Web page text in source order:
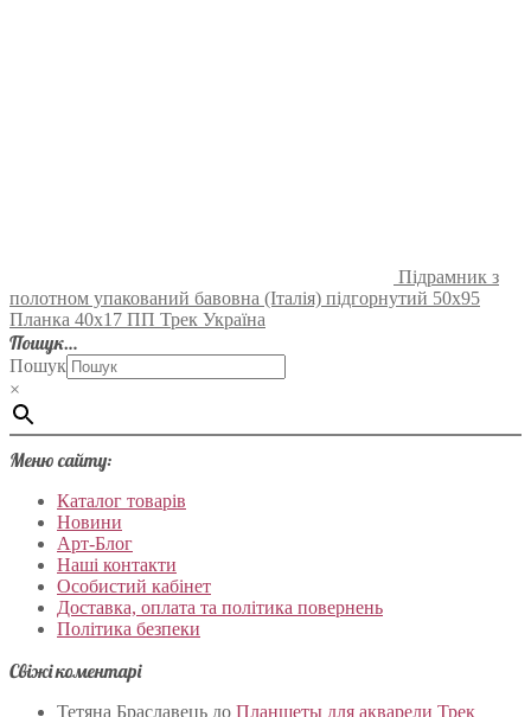
Підрамник з
полотном упакований бавовна (Італія) підгорнутий 50х95
Планка 40х17 ПП Трек Україна
Пошук…
Пошук
×
Меню сайту:
Каталог товарів
Новини
Арт-Блог
Наші контакти
Особистий кабінет
Доставка, оплата та політика повернень
Політика безпеки
Свіжі коментарі
Тетяна Браславець до Планшеты для акварели Трек